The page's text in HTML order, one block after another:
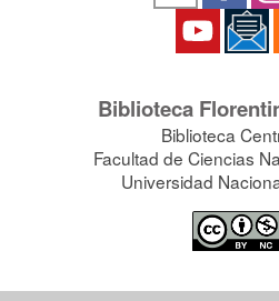
Biblioteca
Biblioteca
Facultad de Ciencias
Universidad